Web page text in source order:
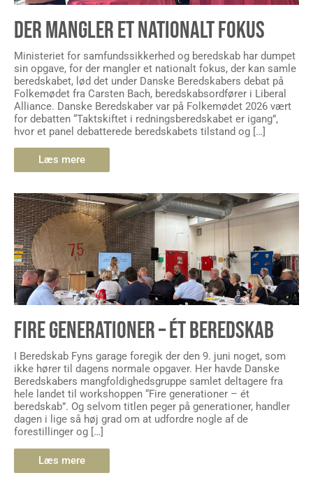
DER MANGLER ET NATIONALT FOKUS
Ministeriet for samfundssikkerhed og beredskab har dumpet
sin opgave, for der mangler et nationalt fokus, der kan samle
beredskabet, lød det under Danske Beredskabers debat på
Folkemødet fra Carsten Bach, beredskabsordfører i Liberal
Alliance. Danske Beredskaber var på Folkemødet 2026 vært
for debatten “Taktskiftet i redningsberedskabet er igang”,
hvor et panel debatterede beredskabets tilstand og […]
Læs mere
FIRE GENERATIONER – ÉT BEREDSKAB
I Beredskab Fyns garage foregik der den 9. juni noget, som
ikke hører til dagens normale opgaver. Her havde Danske
Beredskabers mangfoldighedsgruppe samlet deltagere fra
hele landet til workshoppen “Fire generationer – ét
beredskab”. Og selvom titlen peger på generationer, handler
dagen i lige så høj grad om at udfordre nogle af de
forestillinger og […]
Læs mere